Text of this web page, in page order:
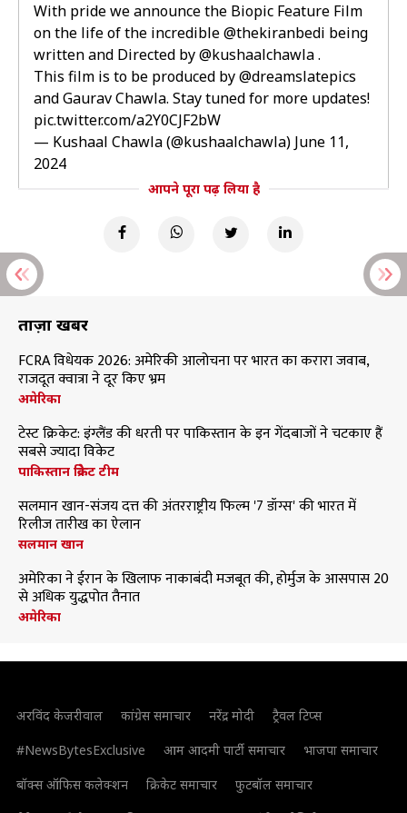
With pride we announce the Biopic Feature Film
on the life of the incredible@thekiranbedi being
written and Directed by@kushaalchawla.
This film is to be produced by@dreamslatepics
and Gaurav Chawla. Stay tuned for more updates!
pic.twitter.com/a2Y0CJF2bW
— Kushaal Chawla (@kushaalchawla) June 11,
2024
आपने पूरा पढ़ लिया है
ताज़ा खबरें
FCRA विधेयक 2026: अमेरिकी आलोचना पर भारत का करारा जवाब,
राजदूत क्वात्रा ने दूर किए भ्रम
अमेरिका
टेस्ट क्रिकेट: इंग्लैंड की धरती पर पाकिस्तान के इन गेंदबाजों ने चटकाए हैं
सबसे ज्यादा विकेट
पाकिस्तान क्रिकेट टीम
सलमान खान-संजय दत्त की अंतरराष्ट्रीय फिल्म '7 डॉग्स' की भारत में
रिलीज तारीख का ऐलान
सलमान खान
अमेरिका ने ईरान के खिलाफ नाकाबंदी मजबूत की, होर्मुज के आसपास 20
से अधिक युद्धपोत तैनात
अमेरिका
अरविंद केजरीवाल कांग्रेस समाचार नरेंद्र मोदी
ट्रैवल टिप्स
#NewsBytesExclusive
आम आदमी पार्टी समाचार
भाजपा समाचार
बॉक्स ऑफिस कलेक्शन
क्रिकेट समाचार
फुटबॉल समाचार